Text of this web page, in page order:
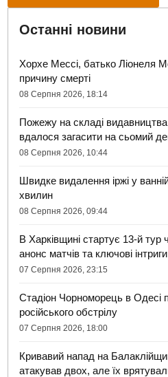
Останні новини
Хорхе Мессі, батько Ліонеля
причину смерті
08 Серпня 2026, 18:14
Пожежу на складі
вдалося загасити на сьомий
08 Серпня 2026, 10:44
Швидке видалення іржі у
хвилин
08 Серпня 2026, 09:44
В Харківщині стартує 13-й тур
анонс матчів та ключові інтриги
07 Серпня 2026, 23:15
Стадіон Чорноморець в Одесі
російського обстрілу
07 Серпня 2026, 18:00
Кривавий напад на
атакував двох, але їх